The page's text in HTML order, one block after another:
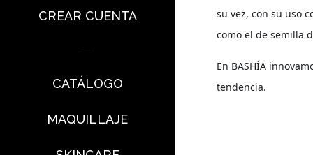
CREAR CUENTA
CATÁLOGO
MAQUILLAJE
su vez, con su uso
como el de semilla
En BASHÍA
tendencia.